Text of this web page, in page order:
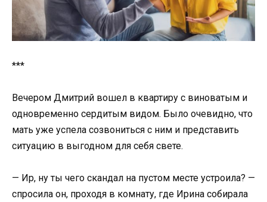
***
Вечером Дмитрий вошел в квартиру с виноватым и
одновременно сердитым видом. Было очевидно, что
мать уже успела созвониться с ним и представить
ситуацию в выгодном для себя свете.
— Ир, ну ты чего скандал на пустом месте устроила? —
спросила он, проходя в комнату, где Ирина собирала